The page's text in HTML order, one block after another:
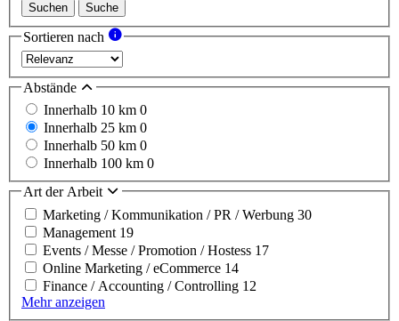
Suchen Suche
Sortieren nach
Abstände
Innerhalb 10 km 0
Innerhalb 25 km 0
Innerhalb 50 km 0
Innerhalb 100 km 0
Art der Arbeit
Marketing / Kommunikation / PR / Werbung 30
Management 19
Events / Messe / Promotion / Hostess 17
Online Marketing / eCommerce 14
Finance / Accounting / Controlling 12
Mehr anzeigen